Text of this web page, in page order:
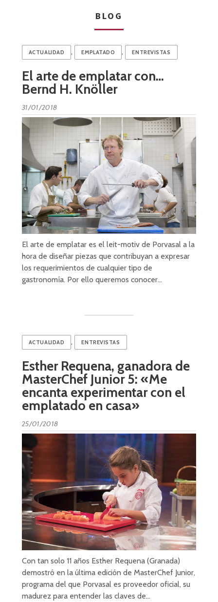
BLOG
ACTUALIDAD , EMPLATADO , ENTREVISTAS
El arte de emplatar con…
Bernd H. Knöller
31/01/2018
El arte de emplatar es el leit-motiv de Porvasal a la
hora de diseñar piezas que contribuyan a expresar
los requerimientos de cualquier tipo de
gastronomía. Por ello queremos conocer…
ACTUALIDAD , ENTREVISTAS
Esther Requena, ganadora de
MasterChef Junior 5: «Me
encanta experimentar con el
emplatado en casa»
25/01/2018
Con tan solo 11 años Esther Requena (Granada)
demostró en la última edición de MasterChef Junior,
programa del que Porvasal es proveedor oficial, su
madurez para entender las claves de…